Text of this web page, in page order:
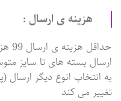
هزینه ی ارسال :
ارسال بسته های تا سایز
به انتخاب انوع دیگر ارسال
تغییر می کند